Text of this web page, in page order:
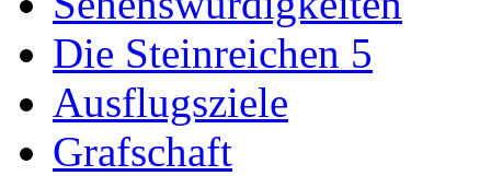
Die Steinreichen 5
Ausflugsziele
Grafschaft